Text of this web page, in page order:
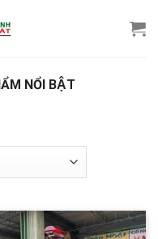
NỔI BẬT